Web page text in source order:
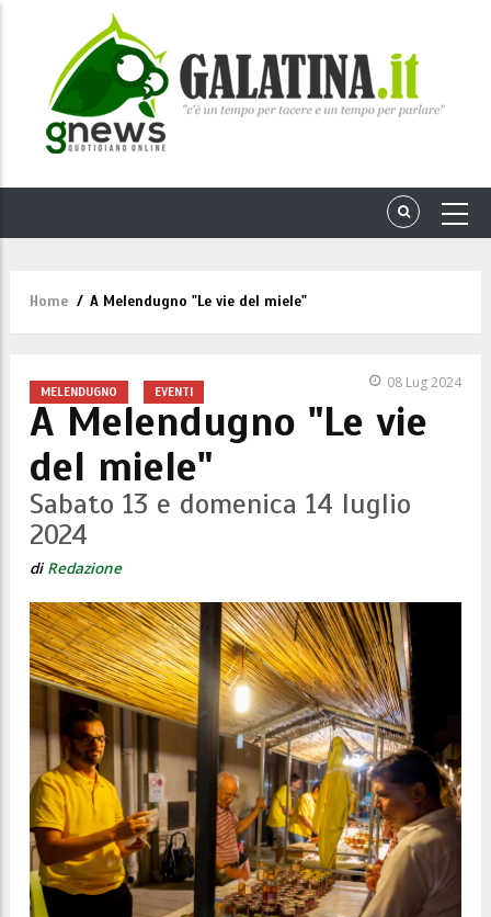
Briciole
pane
Home / A Melendugno "Le vie del miele"
MELENDUGNO EVENTI 08 Lug 2024
A Melendugno "Le vie
del miele"
Sabato 13 e domenica 14 luglio
2024
di Redazione